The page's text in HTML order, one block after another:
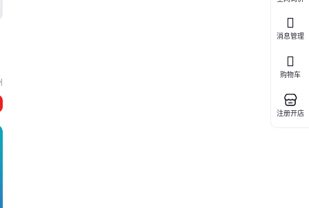
消息管理
购物车
注册开店